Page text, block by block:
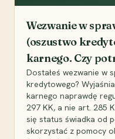
Wezwanie w
(oszustwo
karnego. Czy
Dostałeś wezwanie w
kredytowego?
karnego naprawdę
297 KK, a nie art. 285
się status świadka od
skorzystać z pomocy